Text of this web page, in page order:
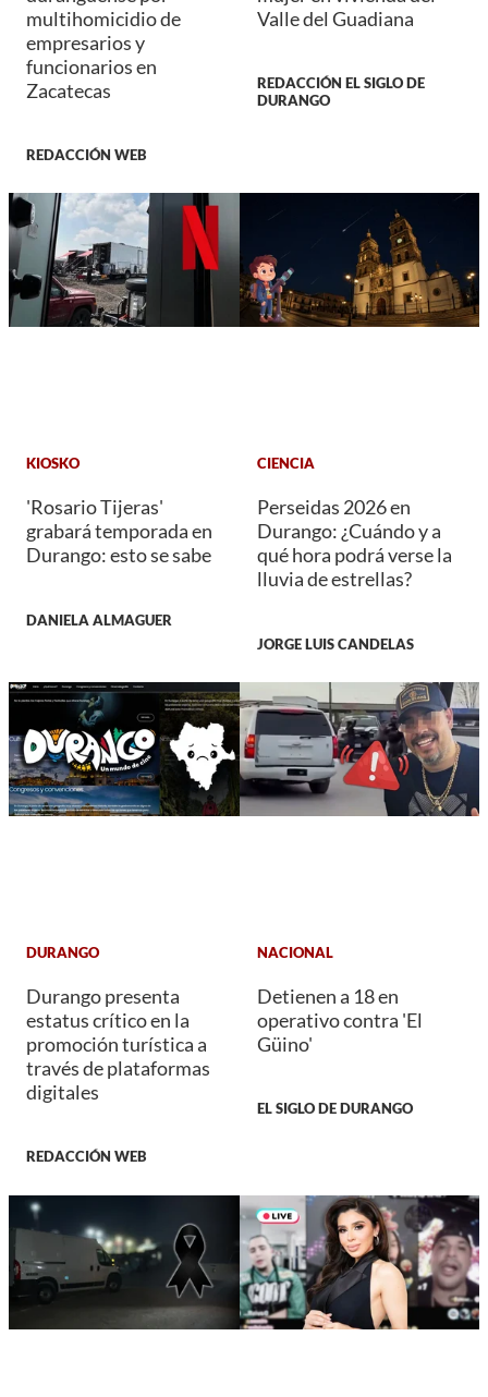
multihomicidio de
empresarios y
funcionarios en
Zacatecas
REDACCIÓN WEB
Valle del Guadiana
REDACCIÓN EL SIGLO DE
DURANGO
KIOSKO
'Rosario Tijeras'
grabará temporada en
Durango: esto se sabe
DANIELA ALMAGUER
CIENCIA
Perseidas 2026 en
Durango: ¿Cuándo y a
qué hora podrá verse la
lluvia de estrellas?
JORGE LUIS CANDELAS
DURANGO
Durango presenta
estatus crítico en la
promoción turística a
través de plataformas
digitales
REDACCIÓN WEB
NACIONAL
Detienen a 18 en
operativo contra 'El
Güino'
EL SIGLO DE DURANGO